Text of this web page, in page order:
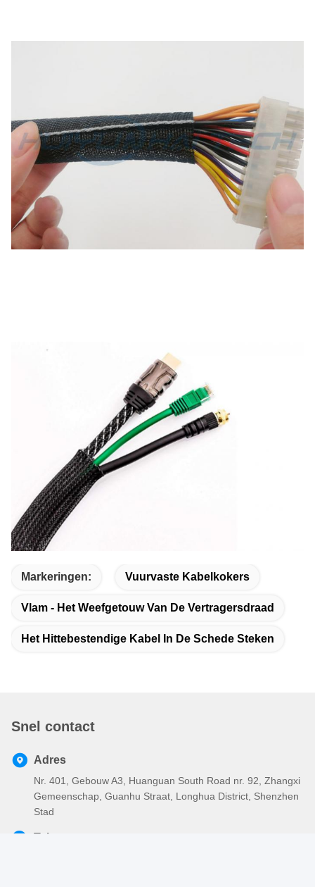
Markeringen: Vuurvaste Kabelkokers
Vlam - Het Weefgetouw Van De Vertragersdraad
Het Hittebestendige Kabel In De Schede Steken
Snel contact
Adres
Nr. 401, Gebouw A3, Huanguan South Road nr. 92, Zhangxi
Gemeenschap, Guanhu Straat, Longhua District, Shenzhen
Stad
Tel.